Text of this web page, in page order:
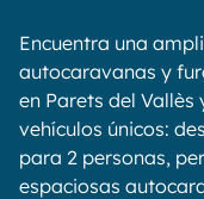
Encuentra una
autocaravanas y
en Parets del Vallès
vehículos únicos:
para 2 personas,
espaciosas